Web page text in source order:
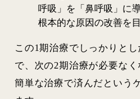
呼吸」を「鼻呼吸」に
根本的な原因の改善を
この1期治療でしっかりと
で、次の2期治療が必要な
簡単な治療で済んだという